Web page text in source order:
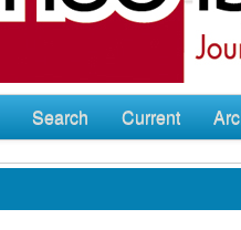
Search Current